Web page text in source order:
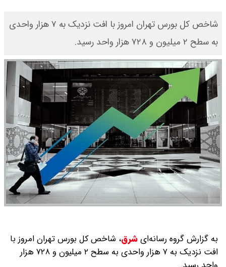
​شاخص کل بورس تهران امروز با افت نزدیک به ۷ هزار واحدی
به سطح ۲ میلیون و ۷۲۸ هزار واحد رسید.
به گزارش گروه رسانه‌ایشرق، شاخص کل بورس تهران امروز با
افت نزدیک به ۷ هزار واحدی به سطح ۲ میلیون و ۷۲۸ هزار